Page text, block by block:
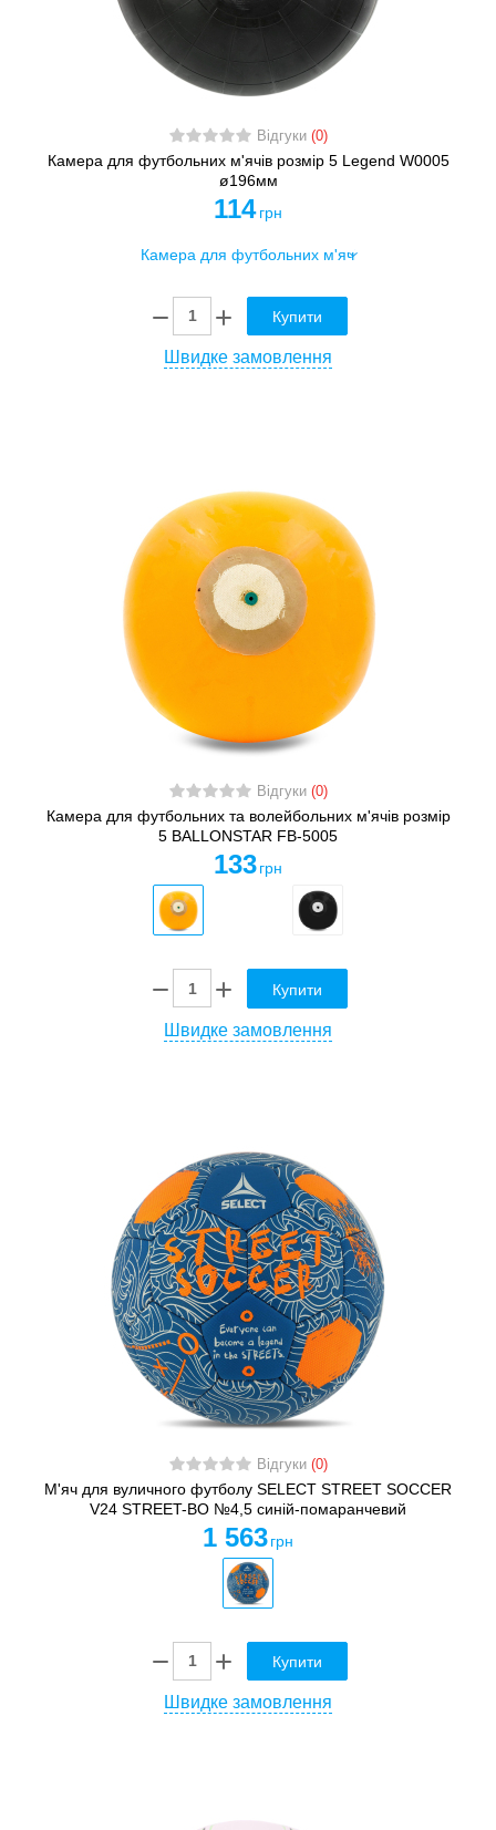
Відгуки (0)
Камера для футбольних м'ячів розмір 5 Legend W0005
ø196мм
114 грн
Купити
Швидке замовлення
Відгуки (0)
Камера для футбольних та волейбольних м'ячів розмір
5 BALLONSTAR FB-5005
133 грн
Купити
Швидке замовлення
Відгуки (0)
М'яч для вуличного футболу SELECT STREET SOCCER
V24 STREET-BO №4,5 синій-помаранчевий
1 563 грн
Купити
Швидке замовлення